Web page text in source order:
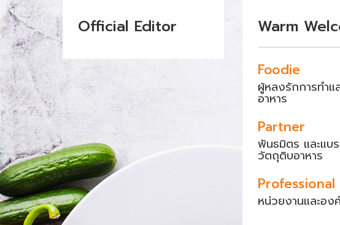
Official Editor Warm
Foodie
ผู้หลงรักการทำแ
อาหาร
Partner
พันธมิตร และแบ
วัตถุดิบอาหาร
หน่วยงานและอง